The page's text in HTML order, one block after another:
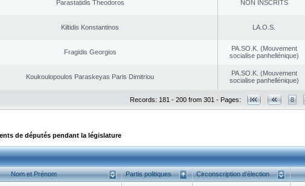
Parastatidis Theodoros NON INSCRITS
Kiltidis Konstantinos LA.O.S.
Fragidis Georgios
PA.SO.K. (Mouvement
socialise panhellénique)
Koukoulopoulos Paraskeyas Paris Dimitriou
PA.SO.K. (Mouvement
socialise panhellénique)
Records: 181 - 200 from 301 - Pages: 8
de députés pendant la législature
Nom et Prénom Partis politiques Circonscription d’élection